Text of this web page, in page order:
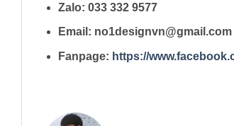
Zalo: 033 332 9577
Email: no1designvn@gmail.com
Fanpage: https://